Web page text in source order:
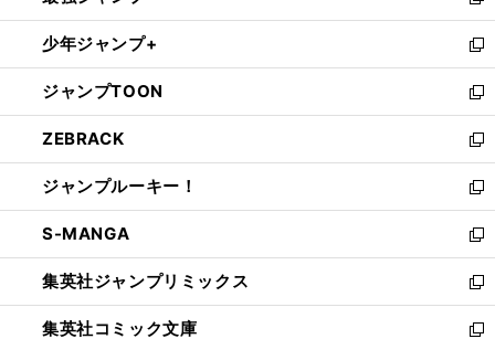
ウ
で
開
く
ン
ド
ウ
で
開
く
ウ
ィ
ン
ド
ウ
で
開
く
し
い
ウ
ィ
ン
ド
ウ
で
開
く
少年ジャンプ+
新
し
い
ウ
ィ
ン
ド
ウ
で
開
く
ジャンプTOON
新
し
い
ウ
ィ
ン
ド
ウ
で
開
く
ZEBRACK
新
し
い
ウ
ィ
ン
ド
ウ
で
ジャンプルーキー！
新
し
い
ウ
ィ
ン
ド
S-MANGA
新
し
い
ウ
ィ
集英社ジャンプリミックス
新
し
い
集英社コミック文庫
新